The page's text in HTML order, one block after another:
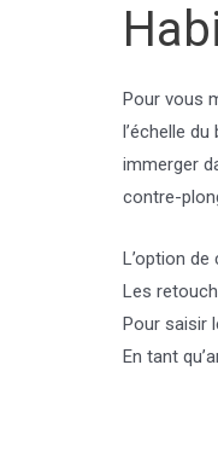
Pour vous
l’échelle
immerger
contre-
L’option
Les
Pour saisir
En tant